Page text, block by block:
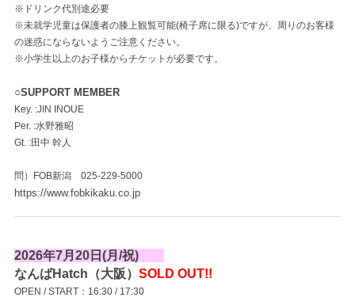
※ドリンク代別途必要
※未就学児童は保護者の膝上観覧可能(椅子席に限る)ですが、周りのお客様
の迷惑にならないようご注意ください。
※小学生以上のお子様からチケットが必要です。
○SUPPORT MEMBER
Key. :JIN INOUE
Per. :水野雅昭
Gt. :田中 幹人
問）FOB新潟 025-229-5000
https://www.fobkikaku.co.jp
2026年7月20日(月/祝)
なんばHatch（大阪） SOLD OUT!!
OPEN / START：16:30 / 17:30